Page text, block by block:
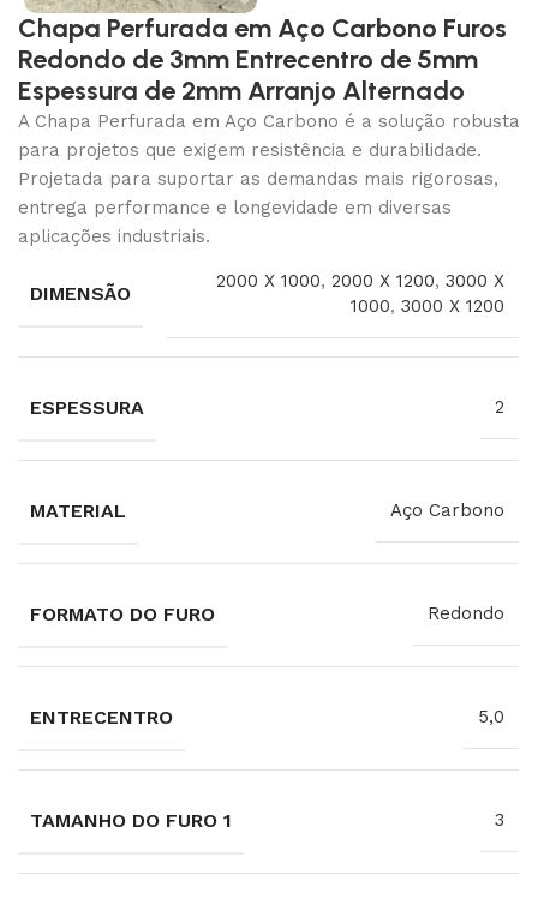
Chapa Perfurada em Aço Carbono Furos
Redondo de 3mm Entrecentro de 5mm
Espessura de 2mm Arranjo Alternado
A Chapa Perfurada em Aço Carbono é a solução robusta
para projetos que exigem resistência e durabilidade.
Projetada para suportar as demandas mais rigorosas,
entrega performance e longevidade em diversas
aplicações industriais.
DIMENSÃO
2000 X 1000,2000 X 1200,3000 X
1000,3000 X 1200
ESPESSURA 2
MATERIAL Aço Carbono
FORMATO DO FURO Redondo
ENTRECENTRO 5,0
TAMANHO DO FURO 1 3